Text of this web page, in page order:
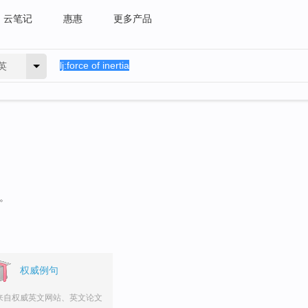
云笔记 惠惠 更多产品
权威例句
自权威英文网站、英文论文